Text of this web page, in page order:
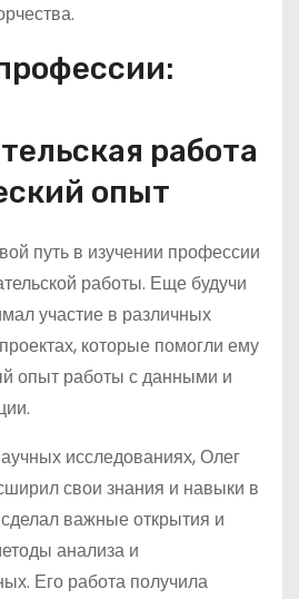
работа
опыт
путь в изучении профессии
работы. Еще будучи
участие в различных
которые помогли ему
опыт работы с данными и
исследованиях, Олег
свои знания и навыки в
важные открытия и
анализа и
Его работа получила